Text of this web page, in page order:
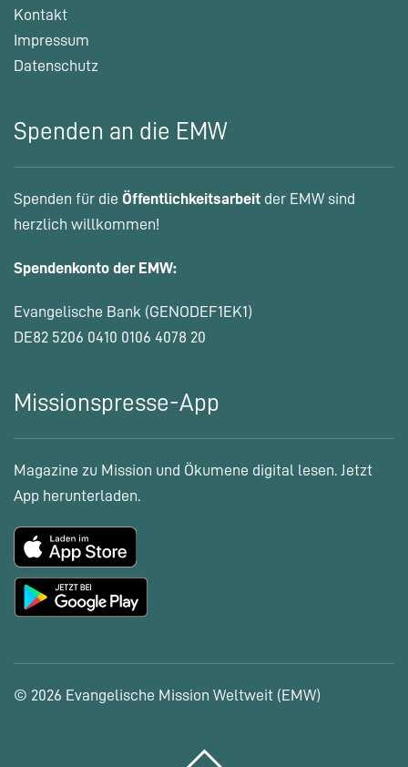
Kontakt
Impressum
Datenschutz
Spenden an die EMW
Spenden für die Öffentlichkeitsarbeit der EMW sind
herzlich willkommen!
Spendenkonto der EMW:
Evangelische Bank (GENODEF1EK1)
DE82 5206 0410 0106 4078 20
Missionspresse-App
Magazine zu Mission und Ökumene digital lesen. Jetzt
App herunterladen.
© 2026 Evangelische Mission Weltweit (EMW)